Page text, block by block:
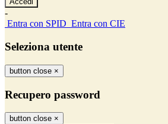
-
Entra con SPID Entra con CIE
Seleziona utente
button close ×
Recupero password
button close ×